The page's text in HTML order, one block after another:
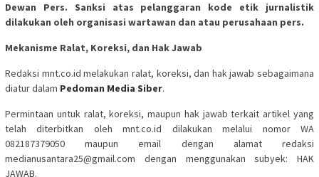
Dewan Pers. Sanksi atas pelanggaran kode etik jurnalistik
dilakukan oleh organisasi wartawan dan atau perusahaan pers.
Mekanisme Ralat, Koreksi, dan Hak Jawab
Redaksi mnt.co.id melakukan ralat, koreksi, dan hak jawab sebagaimana
diatur dalam Pedoman Media Siber.
Permintaan untuk ralat, koreksi, maupun hak jawab terkait artikel yang
telah diterbitkan oleh mnt.co.id dilakukan melalui nomor WA
082187379050 maupun email dengan alamat redaksi
medianusantara25@gmail.com dengan menggunakan subyek: HAK
JAWAB.